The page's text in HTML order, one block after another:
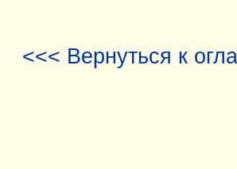
<<< Вернуться к